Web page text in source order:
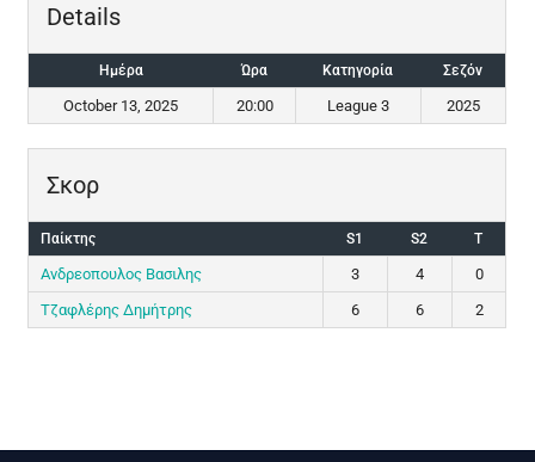
Details
Ημέρα Ώρα Κατηγορία Σεζόν
October 13, 2025 20:00 League 3 2025
Σκορ
Παίκτης S1 S2 T
Ανδρεοπουλος Βασιλης 3 4
0
Τζαφλέρης Δημήτρης
6 6 2